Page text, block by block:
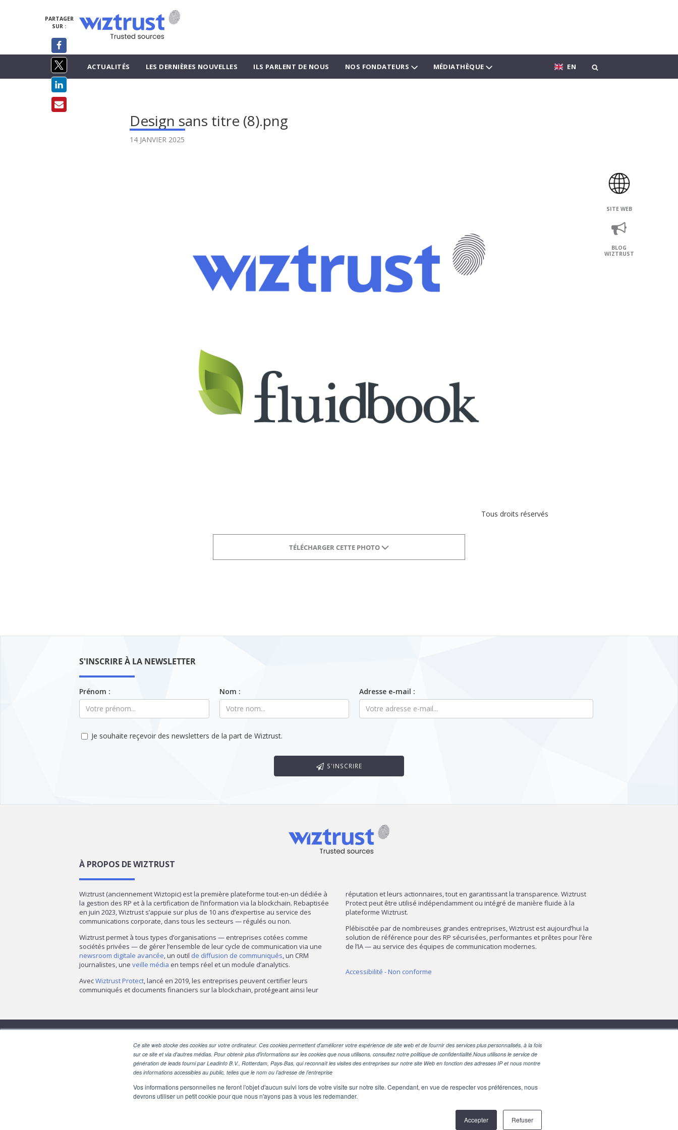
Ce site web stocke des cookies sur votre ordinateur. Ces cookies permettent d'améliorer votre expérience de site web et de fournir des services plus personnalisés, à la fois
sur ce site et via d'autres médias. Pour obtenir plus d'informations sur les cookies que nous utilisons, consultez notre politique de confidentialité.Nous utilisons le service de
génération de leads fourni par Leadinfo B.V., Rotterdam, Pays-Bas, qui reconnaît les visites des entreprises sur notre site Web en fonction des adresses IP et nous montre
des informations accessibles au public, telles que le nom ou l’adresse de l’entreprise
Vos informations personnelles ne feront l'objet d'aucun suivi lors de votre visite sur notre site. Cependant, en vue de respecter vos préférences, nous
devrons utiliser un petit cookie pour que nous n'ayons pas à vous les redemander.
Accepter Refuser
EN
ACTUALITÉS LES DERNIÈRES NOUVELLES ILS PARLENT DE NOUS NOS FONDATEURS MÉDIATHÈQUE
Design sans titre (8).png
14 JANVIER 2025
PARTAGER
SUR :
SITE WEB
BLOG
WIZTRUST
Tous droits réservés
TÉLÉCHARGER CETTE PHOTO
S'INSCRIRE À LA NEWSLETTER
Prénom : Nom : Adresse e-mail :
Je souhaite reçevoir des newsletters de la part de Wiztrust.
S'INSCRIRE
À PROPOS DE WIZTRUST
Wiztrust (anciennement Wiztopic) est la première plateforme tout-en-un dédiée à
la gestion des RP et à la certification de l’information via la blockchain. Rebaptisée
en juin 2023, Wiztrust s’appuie sur plus de 10 ans d’expertise au service des
communications corporate, dans tous les secteurs — régulés ou non.
Wiztrust permet à tous types d’organisations — entreprises cotées comme
sociétés privées — de gérer l’ensemble de leur cycle de communication via une
newsroom digitale avancée, un outil de diffusion de communiqués, un CRM
journalistes, une veille média en temps réel et un module d’analytics.
AvecWiztrust Protect, lancé en 2019, les entreprises peuvent certifier leurs
communiqués et documents financiers sur la blockchain, protégeant ainsi leur
réputation et leurs actionnaires, tout en garantissant la transparence. Wiztrust
Protect peut être utilisé indépendamment ou intégré de manière fluide à la
plateforme Wiztrust.
Plébiscitée par de nombreuses grandes entreprises, Wiztrust est aujourd’hui la
solution de référence pour des RP sécurisées, performantes et prêtes pour l’ère
de l’IA — au service des équipes de communication modernes.
Accessibilité - Non conforme
SUIVEZ-NOUS